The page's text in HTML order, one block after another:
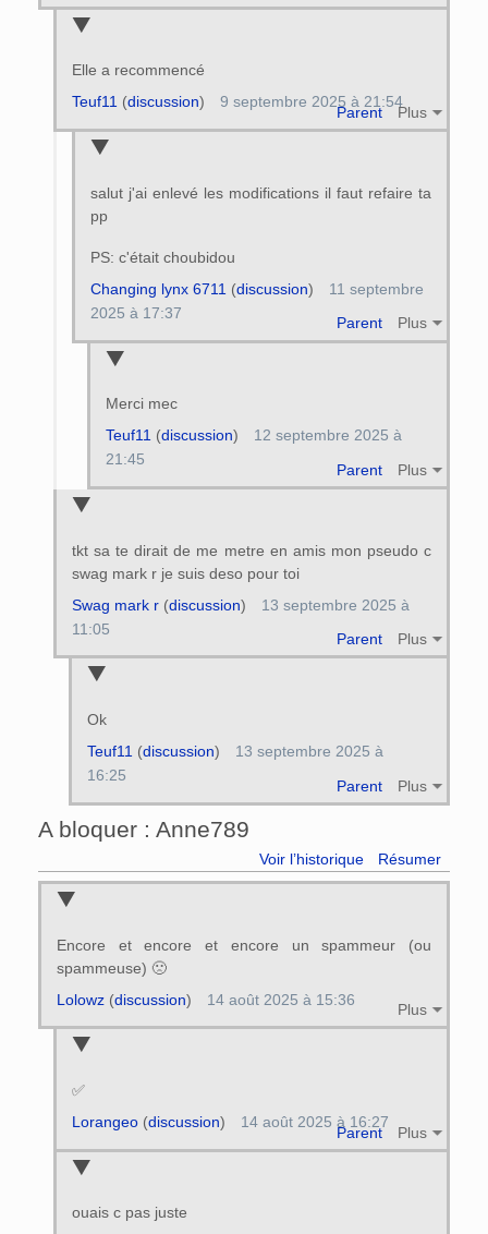
Elle a recommencé
Parent Plus
Teuf11(discussion) 9 septembre 2025 à 21:54
salut j'ai enlevé les modifications il faut refaire ta
pp
PS: c'était choubidou
Parent Plus
Changing lynx 6711 (discussion)
11 septembre
2025 à 17:37
Merci mec
Parent Plus
Teuf11 (discussion)
12 septembre 2025 à
21:45
tkt sa te dirait de me metre en amis mon pseudo c
swag mark r je suis deso pour toi
Parent Plus
Swag mark r(discussion)
13 septembre 2025 à
11:05
Ok
Parent Plus
Teuf11 (discussion)
13 septembre 2025 à
16:25
A bloquer : Anne789
Voir l’historique Résumer
Encore et encore et encore un spammeur (ou
spammeuse) 🙁
Plus
Lolowz(discussion) 14 août 2025 à 15:36
✅
Parent Plus
Lorangeo(discussion) 14 août 2025 à 16:27
ouais c pas juste